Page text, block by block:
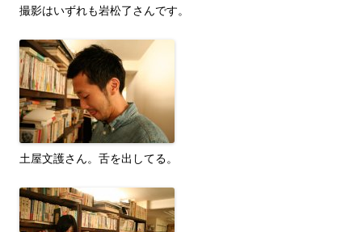
撮影はいずれも岩松了さんです。
土屋文護さん。舌を出してる。